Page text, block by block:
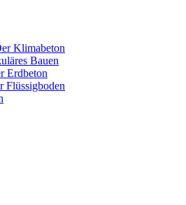
Klimabeton
Bauen
Erdbeton
Flüssigboden